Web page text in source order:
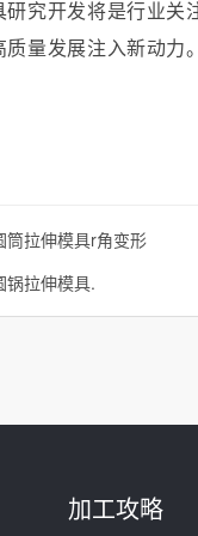
究开发将是行业关
量发展注入新动力。
筒拉伸模具r角变形
锅拉伸模具.
加工攻略